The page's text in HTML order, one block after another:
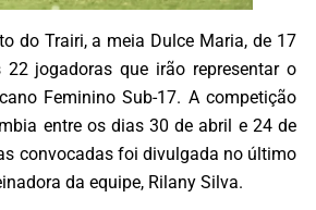
do Trairi, a meia Dulce Maria, de 17
22 jogadoras que irão representar o
Feminino Sub-17. A competição
entre os dias 30 de abril e 24 de
convocadas foi divulgada no último
da equipe, Rilany Silva.